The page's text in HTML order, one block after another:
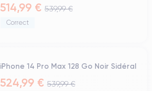
514,99 € 539,99 €
Correct
iPhone 14 Pro Max 128 Go Noir Sidéral
524,99 € 539,99 €